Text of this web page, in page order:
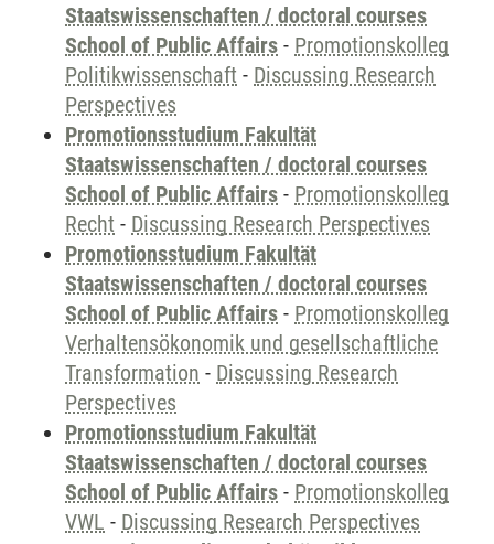
Staatswissenschaften / doctoral courses
School of Public Affairs - Promotionskolleg
Politikwissenschaft - Discussing Research
Perspectives
Promotionsstudium Fakultät
Staatswissenschaften / doctoral courses
School of Public Affairs - Promotionskolleg
Recht - Discussing Research Perspectives
Promotionsstudium Fakultät
Staatswissenschaften / doctoral courses
School of Public Affairs - Promotionskolleg
Verhaltensökonomik und gesellschaftliche
Transformation - Discussing Research
Perspectives
Promotionsstudium Fakultät
Staatswissenschaften / doctoral courses
School of Public Affairs - Promotionskolleg
VWL - Discussing Research Perspectives